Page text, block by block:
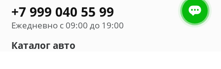
+7 999 040 55 99
Ежедневно с 09:00 до 19:00
Каталог авто